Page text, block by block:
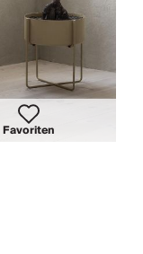
Favoriten